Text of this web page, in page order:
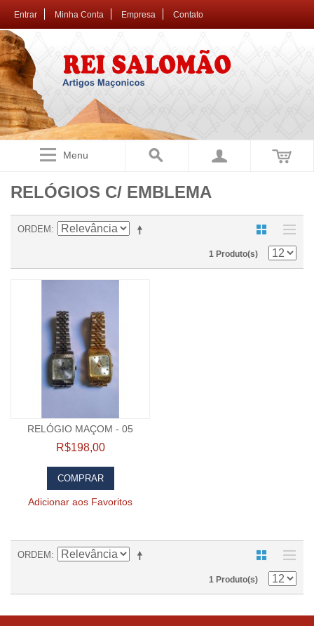
Entrar Minha Conta Empresa Contato
Menu
RELÓGIOS C/ EMBLEMA
ORDEM
1 Produto(s)
RELÓGIO MAÇOM - 05
R$198,00
COMPRAR
Adicionar aos Favoritos
ORDEM
1 Produto(s)